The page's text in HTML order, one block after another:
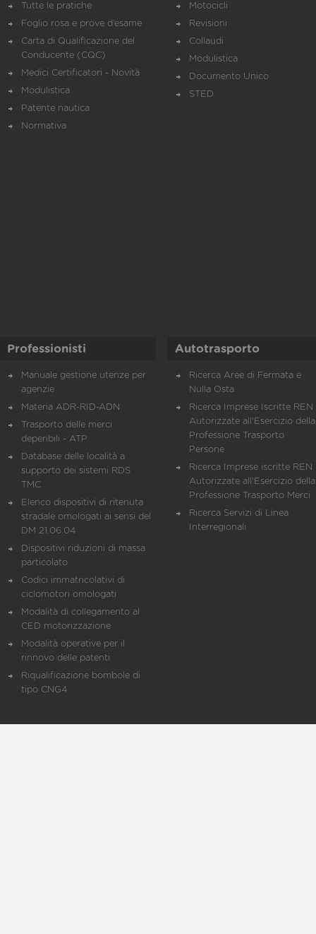
Tutte le pratiche
Foglio rosa e prove d’esame
Carta di Qualificazione del
Conducente (CQC)
Medici Certificatori - Novità
Modulistica
Patente nautica
Normativa
Motocicli
Revisioni
Collaudi
Modulistica
Documento Unico
STED
Professionisti
Manuale gestione utenze per
agenzie
Materia ADR-RID-ADN
Trasporto delle merci
deperibili - ATP
Database delle località a
supporto dei sistemi RDS
TMC
Elenco dispositivi di ritenuta
stradale omologati ai sensi del
DM 21.06.04
Dispositivi riduzioni di massa
particolato
Codici immatricolativi di
ciclomotori omologati
Modalità di collegamento al
CED motorizzazione
Modalità operative per il
rinnovo delle patenti
Riqualificazione bombole di
tipo CNG4
Autotrasporto
Ricerca Aree di Fermata e
Nulla Osta
Ricerca Imprese Iscritte REN
Autorizzate all'Esercizio della
Professione Trasporto
Persone
Ricerca Imprese iscritte REN
Autorizzate all'Esercizio della
Professione Trasporto Merci
Ricerca Servizi di Linea
Interregionali